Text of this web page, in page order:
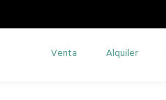
Venta Alquiler